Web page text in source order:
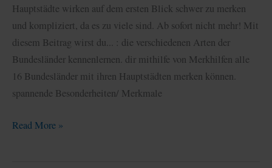
Hauptstädte wirken auf dem ersten Blick schwer zu merken
und kompliziert, da es zu viele sind. Ab sofort nicht mehr! Mit
diesem Beitrag wirst du... : die verschiedenen Arten der
Bundesländer kennenlernen. dir mithilfe von Merkhilfen alle
16 Bundesländer mit ihren Hauptstädten merken können.
spannende Besonderheiten/ Merkmale
Die
Read More »